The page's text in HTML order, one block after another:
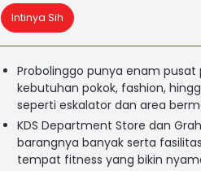
Intinya Sih
Probolinggo punya enam pusat
kebutuhan pokok, fashion,
seperti eskalator dan area
KDS Department Store dan
barangnya banyak serta
tempat fitness yang bikin